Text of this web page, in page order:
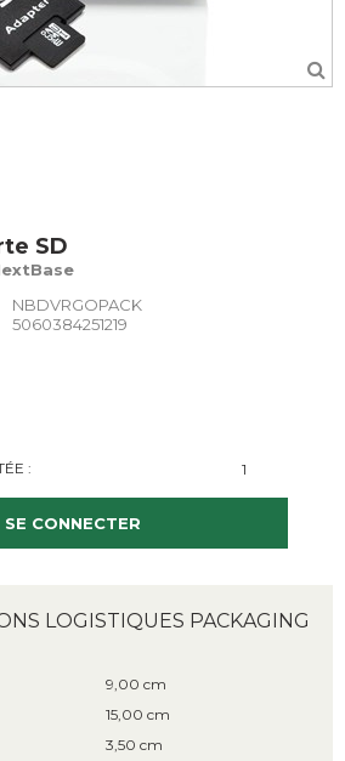
SD
NBDVRGOPACK
5060384251219
:
SE CONNECTER
LOGISTIQUES PACKAGING
9,00 cm
15,00 cm
3,50 cm